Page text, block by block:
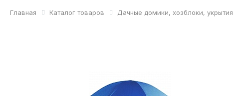
Главная Каталог товаров Дачные домики, хозблоки, укрытия